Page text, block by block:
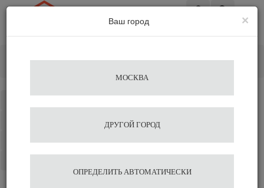
×
Ваш город
МОСКВА
ДРУГОЙ ГОРОД
ОПРЕДЕЛИТЬ АВТОМАТИЧЕСКИ